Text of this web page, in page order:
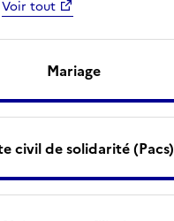
Voir tout
Mariage
civil de solidarité (Pacs)